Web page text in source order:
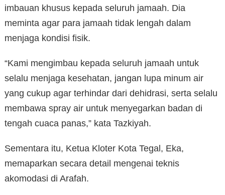
imbauan khusus kepada seluruh jamaah. Dia
meminta agar para jamaah tidak lengah dalam
menjaga kondisi fisik.
“Kami mengimbau kepada seluruh jamaah untuk
selalu menjaga kesehatan, jangan lupa minum air
yang cukup agar terhindar dari dehidrasi, serta selalu
membawa spray air untuk menyegarkan badan di
tengah cuaca panas,” kata Tazkiyah.
Sementara itu, Ketua Kloter Kota Tegal, Eka,
memaparkan secara detail mengenai teknis
akomodasi di Arafah.